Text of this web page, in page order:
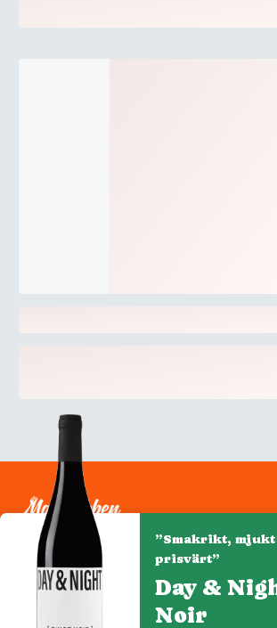
Denna webbplats drivs av Vinklubben i
”Smakrikt, mjukt
prisvärt”
Day &
Noir